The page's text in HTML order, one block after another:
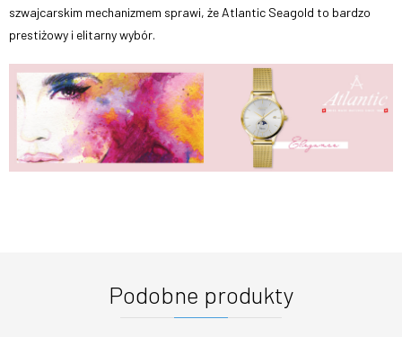
szwajcarskim mechanizmem sprawi, że Atlantic Seagold to bardzo
prestiżowy i elitarny wybór.
Podobne produkty